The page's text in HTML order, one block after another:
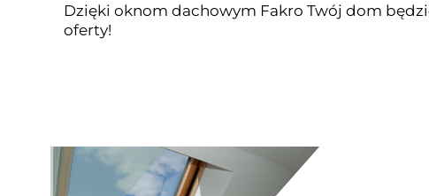
Dzięki oknom dachowym Fakro Twój dom
oferty!